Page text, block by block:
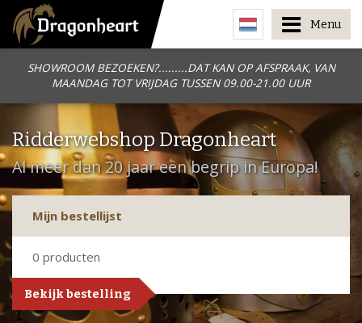
SHOWROOM BEZOEKEN?.........DAT KAN OP AFSPRAAK, VAN
MAANDAG TOT VRIJDAG TUSSEN 09.00-21.00 UUR
Menu
Ridderwebshop Dragonheart
Al meer dan 20 jaar een begrip in Europa!
Mijn bestellijst
0 producten
Bekijk bestelling